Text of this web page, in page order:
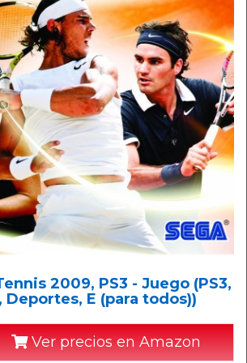
2009, PS3 - Juego (PS3,
Deportes, E (para todos))
Ver precios en Amazon